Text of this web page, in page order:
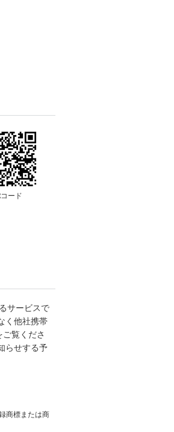
ード
サービスで
く他社携帯
ご覧くださ
らせする予
商標または商